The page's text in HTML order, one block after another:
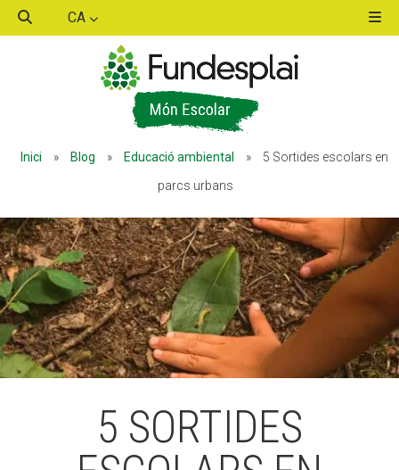
CA
Inici » Blog » Educació ambiental »
5 Sortides escolars en
parcs urbans
5 SORTIDES
ACTIVITATS D'ESTIU
MÓN ESCOLAR
ALBERG CENTRE ESPLAI
FORMACIÓ